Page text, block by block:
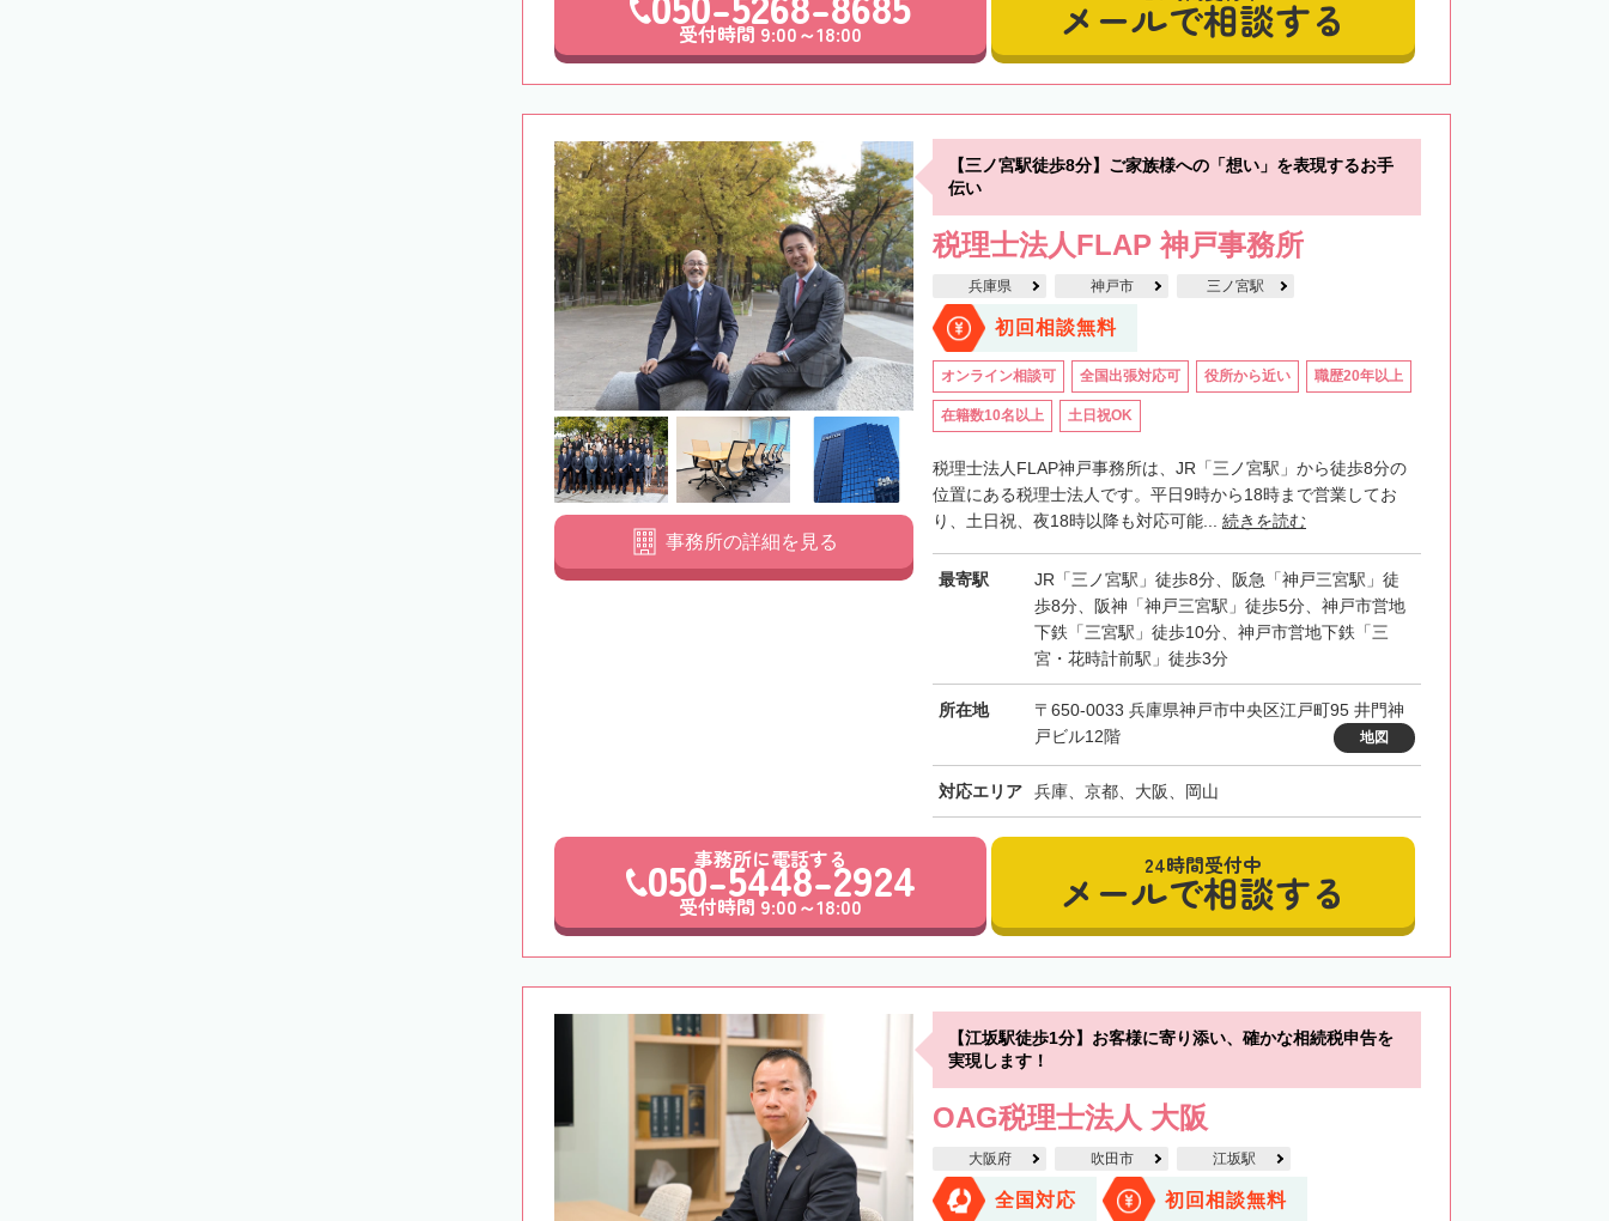
受付時間 9:00～18:00 メールで相談する
【三ノ宮駅徒歩8分】ご家族様への「想い」を表現するお手
伝い
税理士法人FLAP 神戸事務所
兵庫県 神戸市 三ノ宮駅
初回相談無料
オンライン相談可 全国出張対応可 役所から近い 職歴20年以上
在籍数10名以上 土日祝OK
税理士法人FLAP神戸事務所は、JR「三ノ宮駅」から徒歩8分の
位置にある税理士法人です。平日9時から18時まで営業してお
り、土日祝、夜18時以降も対応可能... 続きを読む
最寄駅
JR「三ノ宮駅」徒歩8分、阪急「神戸三宮駅」徒
歩8分、阪神「神戸三宮駅」徒歩5分、神戸市営地
下鉄「三宮駅」徒歩10分、神戸市営地下鉄「三
宮・花時計前駅」徒歩3分
所在地
〒650-0033 兵庫県神戸市中央区江戸町95 井門神
戸ビル12階
地図
対応エリア 兵庫、京都、大阪、岡山
事務所の詳細を見る
事務所に電話する
050-5448-2924
受付時間 9:00～18:00
24時間受付中
メールで相談する
【江坂駅徒歩1分】お客様に寄り添い、確かな相続税申告を
実現します！
OAG税理士法人 大阪
大阪府 吹田市 江坂駅
全国対応 初回相談無料